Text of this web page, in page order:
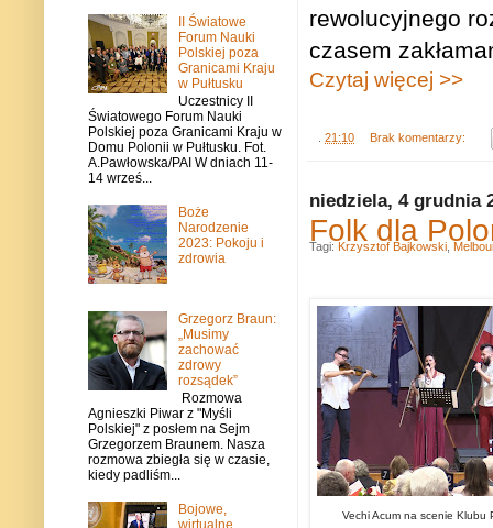
rewolucyjnego
czasem
Czytaj więcej >>
21:10 Brak komentarzy:
niedziela, 4 grudnia
Folk dla
Vechi Acum na scenie Klubu
Tagi: Krzysztof Bajkowski
II Światowe
Forum Nauki
Polskiej poza
Granicami Kraju
w Pułtusku
Uczestnicy II
Światowego Forum Nauki
Polskiej poza Granicami Kraju w
Domu Polonii w Pułtusku. Fot.
A.Pawłowska/PAI W dniach 11-
14 wrześ...
Boże
Narodzenie
2023: Pokoju i
zdrowia
Grzegorz Braun:
„Musimy
zachować
zdrowy
rozsądek”
Rozmowa
Agnieszki Piwar z "Myśli
Polskiej" z posłem na Sejm
Grzegorzem Braunem. Nasza
rozmowa zbiegła się w czasie,
kiedy padliśm...
Bojowe,
wirtualne